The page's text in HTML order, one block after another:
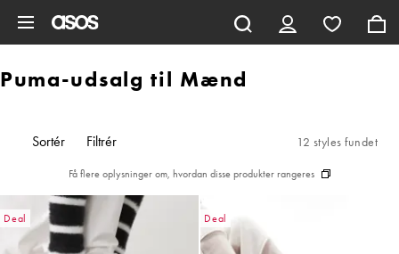
Puma-udsalg til Mænd
Sortér Filtrér 12 styles fundet
Få flere oplysninger om, hvordan disse produkter rangeres
Deal Deal